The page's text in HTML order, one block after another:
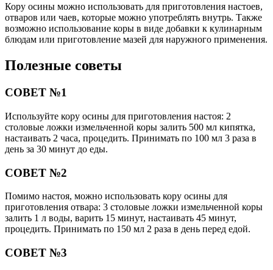
Кору осины можно использовать для приготовления настоев,
отваров или чаев, которые можно употреблять внутрь. Также
возможно использование коры в виде добавки к кулинарным
блюдам или приготовление мазей для наружного применения.
Полезные советы
СОВЕТ №1
Используйте кору осины для приготовления настоя: 2
столовые ложки измельченной коры залить 500 мл кипятка,
настаивать 2 часа, процедить. Принимать по 100 мл 3 раза в
день за 30 минут до еды.
СОВЕТ №2
Помимо настоя, можно использовать кору осины для
приготовления отвара: 3 столовые ложки измельченной коры
залить 1 л воды, варить 15 минут, настаивать 45 минут,
процедить. Принимать по 150 мл 2 раза в день перед едой.
СОВЕТ №3